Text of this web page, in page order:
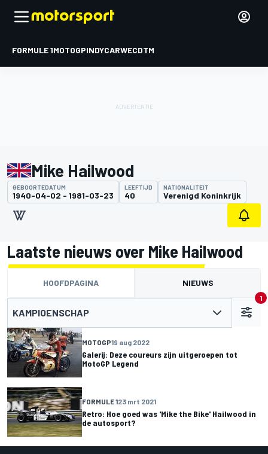
FORMULE 1MOTOGPINDYCARWECDTM
Mike Hailwood
GEBOORTEDATUM
1940-04-02 - 1981-03-23
LEEFTIJD
40
NATIONALITEIT
Verenigd Koninkrijk
Laatste nieuws over Mike Hailwood
HOOFDPAGINA NIEUWS
KAMPIOENSCHAP
1
MOTOGP19 aug 2022
Galerij: Deze coureurs zijn uitgeroepen tot
MotoGP Legend
FORMULE 123 mrt 2021
Retro: Hoe goed was 'Mike the Bike' Hailwood in
de autosport?